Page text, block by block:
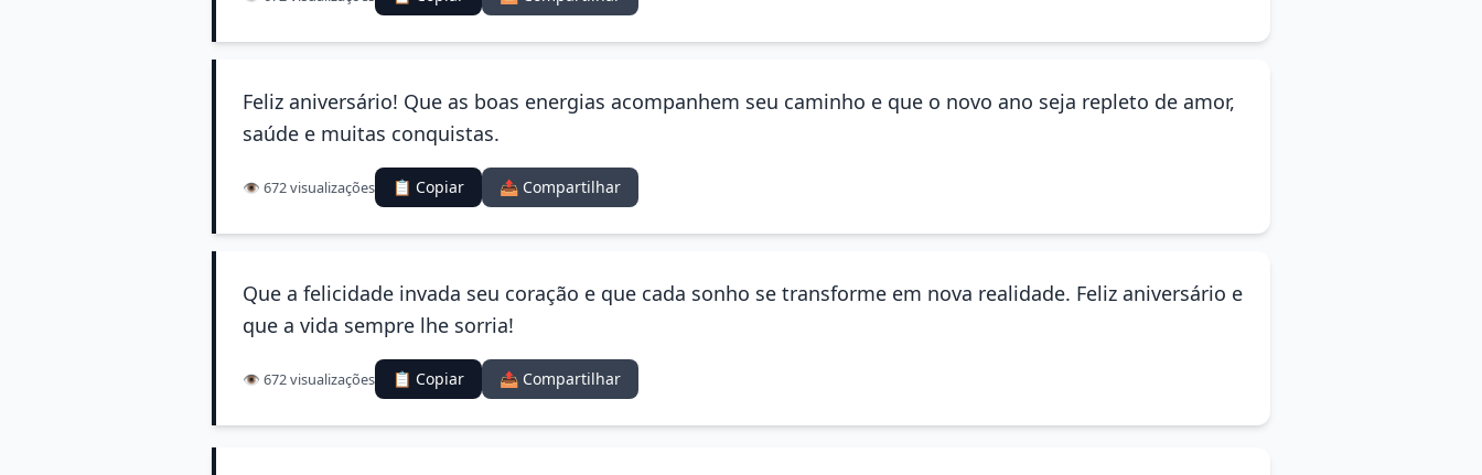
Feliz aniversário! Que as boas energias acompanhem seu caminho e que o novo ano seja repleto de amor,
saúde e muitas conquistas.
👁️ 672 visualizações 📋 Copiar 📤 Compartilhar
Que a felicidade invada seu coração e que cada sonho se transforme em nova realidade. Feliz aniversário e
que a vida sempre lhe sorria!
👁️ 672 visualizações 📋 Copiar 📤 Compartilhar